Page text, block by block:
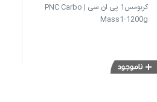
کربومس1 پی ان سی | PNC Carbo
Mass1-1200g